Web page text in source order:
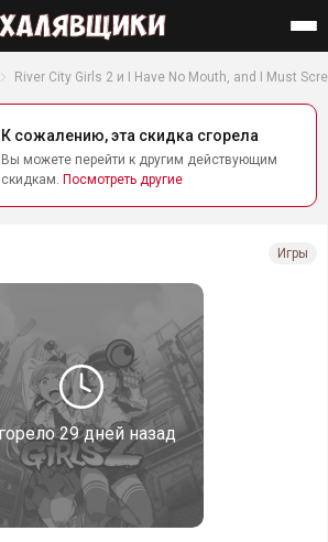
Найти
River City Girls 2 и I Have No Mouth, and I Must
К сожалению, эта скидка сгорела
Вы можете перейти к другим действующим
скидкам. Посмотреть другие
29 дней назад
Игры